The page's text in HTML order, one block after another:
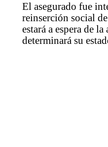
El asegurado fue
reinserción social
estará a espera de
determinará su